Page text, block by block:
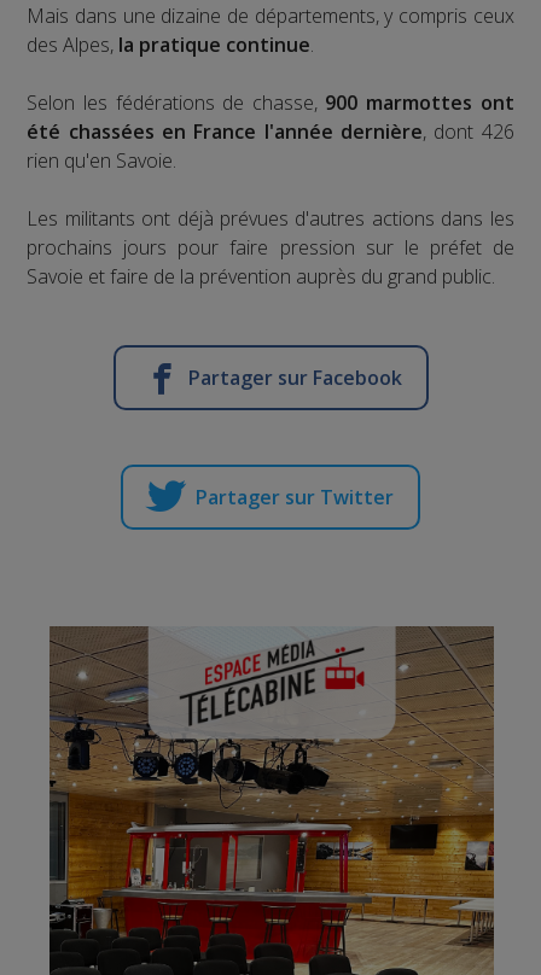
Mais dans une dizaine de départements, y compris ceux
des Alpes, la pratique continue.
Selon les fédérations de chasse, 900 marmottes ont
été chassées en France l'année dernière, dont 426
rien qu'en Savoie.
Les militants ont déjà prévues d'autres actions dans les
prochains jours pour faire pression sur le préfet de
Savoie et faire de la prévention auprès du grand public.
Partager sur Facebook
Partager sur Twitter